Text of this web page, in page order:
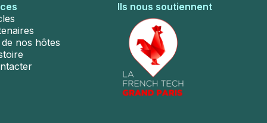
nos hôtes
Ils nous soutiennent